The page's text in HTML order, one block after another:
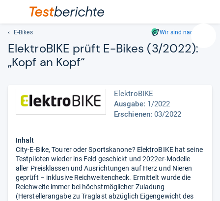
Geben
und
sich
mit
den
E-Bikes Wir sind nachhaltig
Elek­tro­BIKE prüft E-​Bikes (3/2022):
„Kopf an Kopf“
ElektroBIKE
Ausgabe: 1/2022
Erschienen: 03/2022
Inhalt
City-E-Bike, Tourer oder Sportskanone? ElektroBIKE hat seine
Testpiloten wieder ins Feld geschickt und 2022er-Modelle
aller Preisklassen und Ausrichtungen auf Herz und Nieren
geprüft – inklusive Reichweitencheck. Ermittelt wurde die
Reichweite immer bei höchstmöglicher Zuladung
(Herstellerangabe zu Traglast abzüglich Eigengewicht des